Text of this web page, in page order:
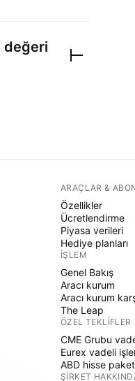
değeri
ARAÇLAR &
Özellikler
Ücretlendirme
Piyasa verileri
Hediye planları
İŞLEM
Genel Bakış
Aracı kurum
Aracı kurum
The Leap
ÖZEL TEKLIFLER
CME Grubu
Eurex vadeli
ABD hisse
ŞIRKET